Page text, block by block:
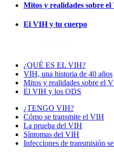
Mitos y realidades sobre
El VIH y tu cuerpo
¿QUÉ ES EL VIH?
VIH, una historia de 40 años
Mitos y realidades sobre el
El VIH y los ODS
¿TENGO VIH?
Cómo se transmite el VIH
La prueba del VIH
Síntomas del VIH
Infecciones de transmisión